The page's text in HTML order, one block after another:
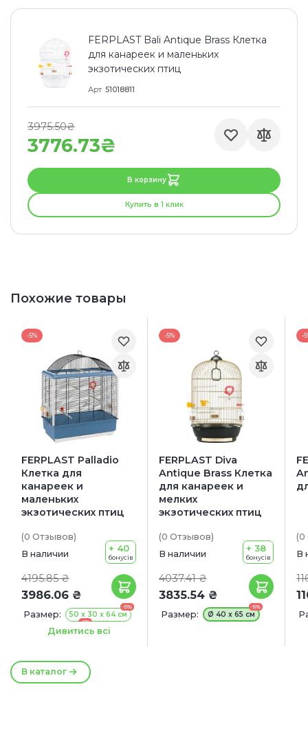
FERPLAST Bali Antique Brass Клетка
для канареек и маленьких
экзотических птиц
Арт 51018811
3776.73₴
3975.50₴
В корзину
Купить в 1 клик
Похожие товары
В каталог
-5%
FERPLAST Palladio
Клетка для
канареек и
маленьких
экзотических птиц
(0 Отзывов)
В наличии
4195.85 ₴
3986.06 ₴
+ 40
бонусів
Размер:
-5%
50 x 30 x 64 см
-5%
59 x 33 x 69 см
Дивитись всі
-5%
FERPLAST Diva
Antique Brass Клетка
для канареек и
мелких
экзотических птиц
(0 Отзывов)
В наличии
4037.41 ₴
3835.54 ₴
+ 38
бонусів
Размер:
-5%
Ø 40 x 65 см
-
(0
В